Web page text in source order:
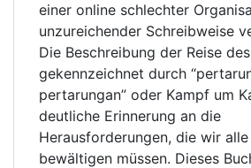
einer online schlechter
unzureichender Schreibweise
Die Beschreibung der Reise
gekennzeichnet durch
pertarungan” oder Kampf um
deutliche Erinnerung an die
Herausforderungen, die wir
bewältigen müssen. Dieses